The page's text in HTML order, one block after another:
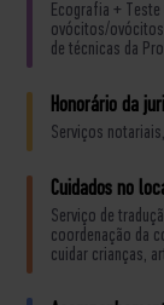
Ecografia +
ovócitos/
de técnicas da
Honorário da
Serviços
Cuidados no
Serviço de
coordenação da
cuidar crianças,